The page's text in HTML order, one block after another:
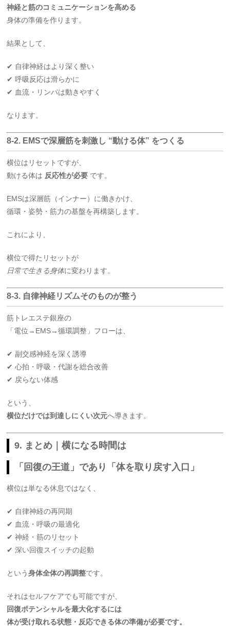
神経と筋のコミュニケーションを高める
身体の準備を作ります。
結果として、
✔ 自律神経はより深く整い
✔ 呼吸反応は滑らかに
✔ 血流・リンパは動きやすく
なります。
8-2. EMSで深層筋を刺激し “動ける体” をつくる
横位はリセットですが、
動ける体は 反応性が必要 です。
EMSは深層筋（インナー）に働きかけ、
循環・姿勢・筋力の基盤を再構築します。
これにより、
横位で得たリセットが
日常で生きる身体に変わります。
8-3. 自律神経リズムそのものが整う
筋トレエステ銀座の
「電位→EMS→循環調整」フローは、
✔ 副交感神経を深く誘導
✔ 心拍・呼吸・代謝を総合改善
✔ 戻らない体感
という、
横位だけでは到達しにくい次元へ導きます。
9. まとめ｜横になる時間は
「回復の王道」であり「体を取り戻す入口」
横位は単なる休息ではなく、
✔ 自律神経の再同期
✔ 血流・呼吸の最適化
✔ 神経・筋のリセット
✔ 深い回復スイッチの起動
という身体全体の再調整です。
それはセルフケアでも可能ですが、
回復ポテンシャルを最大化するには
体が受け取れる状態・反応できる体の準備が必要です。